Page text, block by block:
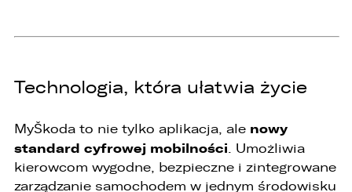
Technologia, która ułatwia życie
MyŠkoda to nie tylko aplikacja, ale nowy
standard cyfrowej mobilności. Umożliwia
kierowcom wygodne, bezpieczne i zintegrowane
zarządzanie samochodem w jednym środowisku